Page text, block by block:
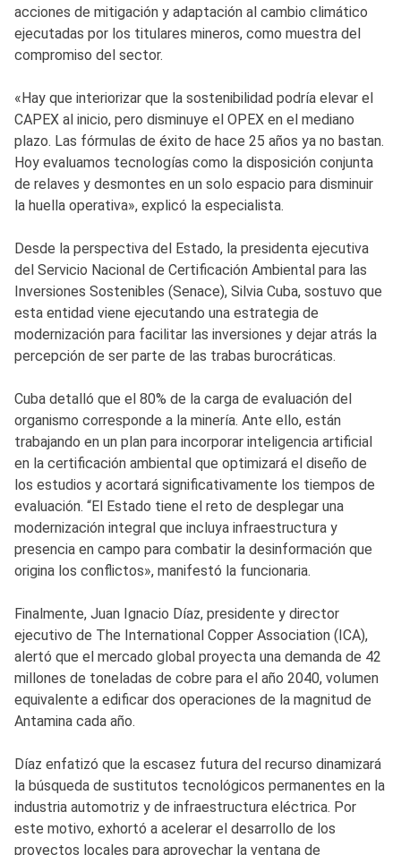
acciones de mitigación y adaptación al cambio climático
ejecutadas por los titulares mineros, como muestra del
compromiso del sector.
«Hay que interiorizar que la sostenibilidad podría elevar el
CAPEX al inicio, pero disminuye el OPEX en el mediano
plazo. Las fórmulas de éxito de hace 25 años ya no bastan.
Hoy evaluamos tecnologías como la disposición conjunta
de relaves y desmontes en un solo espacio para disminuir
la huella operativa», explicó la especialista.
Desde la perspectiva del Estado, la presidenta ejecutiva
del Servicio Nacional de Certificación Ambiental para las
Inversiones Sostenibles (Senace), Silvia Cuba, sostuvo que
esta entidad viene ejecutando una estrategia de
modernización para facilitar las inversiones y dejar atrás la
percepción de ser parte de las trabas burocráticas.
Cuba detalló que el 80% de la carga de evaluación del
organismo corresponde a la minería. Ante ello, están
trabajando en un plan para incorporar inteligencia artificial
en la certificación ambiental que optimizará el diseño de
los estudios y acortará significativamente los tiempos de
evaluación. “El Estado tiene el reto de desplegar una
modernización integral que incluya infraestructura y
presencia en campo para combatir la desinformación que
origina los conflictos», manifestó la funcionaria.
Finalmente, Juan Ignacio Díaz, presidente y director
ejecutivo de The International Copper Association (ICA),
alertó que el mercado global proyecta una demanda de 42
millones de toneladas de cobre para el año 2040, volumen
equivalente a edificar dos operaciones de la magnitud de
Antamina cada año.
Díaz enfatizó que la escasez futura del recurso dinamizará
la búsqueda de sustitutos tecnológicos permanentes en la
industria automotriz y de infraestructura eléctrica. Por
este motivo, exhortó a acelerar el desarrollo de los
proyectos locales para aprovechar la ventana de